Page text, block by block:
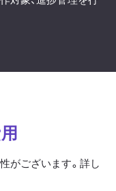
がございます。詳し